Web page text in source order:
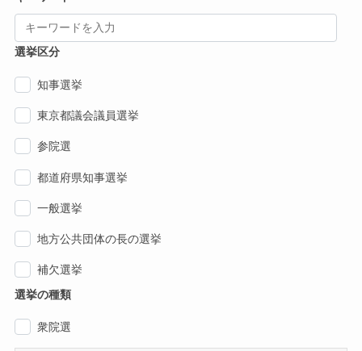
選挙区分
知事選挙
東京都議会議員選挙
参院選
都道府県知事選挙
一般選挙
地方公共団体の長の選挙
補欠選挙
選挙の種類
衆院選